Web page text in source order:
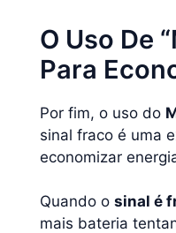
O Uso De
Para
Por fim, o uso do
sinal fraco é uma
economizar
Quando o sinal é
mais bateria